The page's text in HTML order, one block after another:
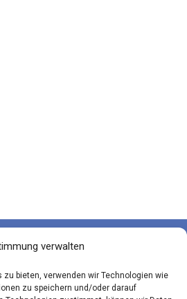
verwalten
zu bieten, verwenden wir Technologien wie
zu speichern und/oder darauf